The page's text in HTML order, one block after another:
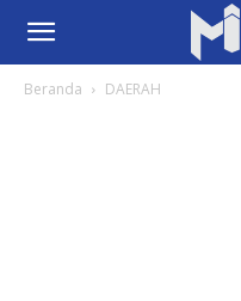
Beranda DAERAH